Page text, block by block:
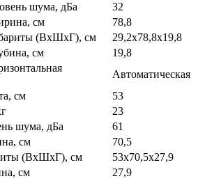
шума, дБа
32
см
78,8
(ВхШхГ), см
29,2x78,8x19,8
см
19,8
Автоматическая
см
53
23
шума, дБа
61
см
70,5
(ВхШхГ), см
53x70,5x27,9
см
27,9